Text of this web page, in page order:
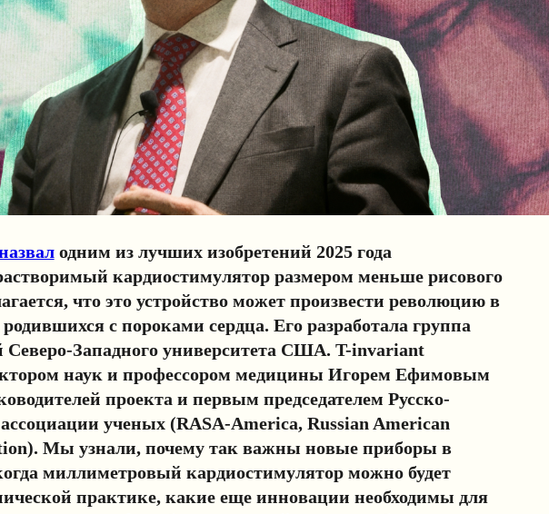
одним из лучших изобретений 2025 года
кардиостимулятор размером меньше рисового
что это устройство может произвести революцию в
с пороками сердца. Его разработала группа
Северо-Западного университета США. T-invariant
наук и профессором медицины Игорем Ефимовым
проекта и первым председателем Русско-
ученых (RASA-America, Russian American
Мы узнали, почему так важны новые приборы в
миллиметровый кардиостимулятор можно будет
практике, какие еще инновации необходимы для